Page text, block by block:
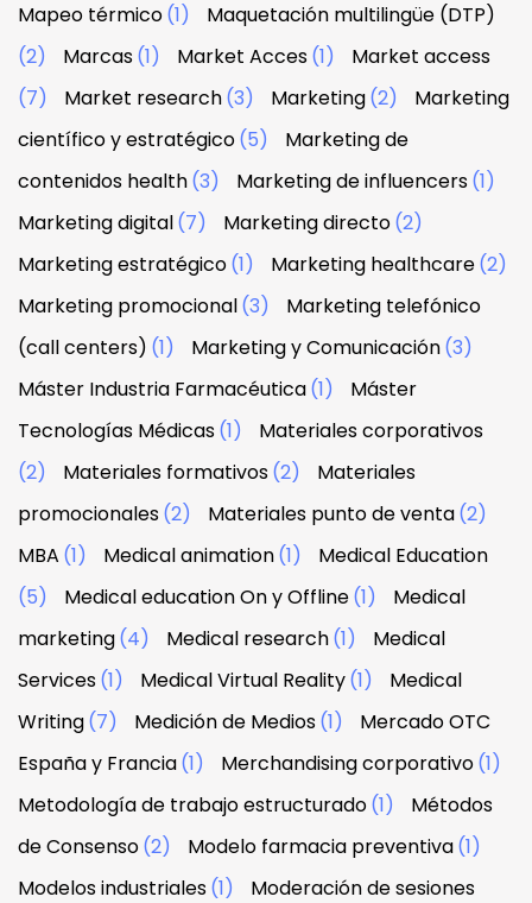
Mapeo térmico(1)
Maquetación multilingüe (DTP)
(2)
Marcas(1) Market Acces(1)
Market access
(7)
Market research(3) Marketing(2)
Marketing
científico y estratégico(5)
Marketing de
contenidos health(3) Marketing de influencers(1)
Marketing digital(7) Marketing directo(2)
Marketing estratégico(1) Marketing healthcare(2)
Marketing promocional(3)
Marketing telefónico
(call centers) (1) Marketing y Comunicación(3)
Máster Industria Farmacéutica(1)
Máster
Tecnologías Médicas(1)
Materiales corporativos
(2)
Materiales formativos(2)
Materiales
promocionales(2) Materiales punto de venta(2)
MBA (1) Medical animation(1)
Medical Education
(5)
Medical education On y Offline(1)
Medical
marketing(4) Medical research(1)
Medical
Services(1) Medical Virtual Reality(1)
Medical
Writing(7) Medición de Medios(1)
Mercado OTC
España y Francia(1) Merchandising corporativo(1)
Metodología de trabajo estructurado(1)
Métodos
de Consenso(2) Modelo farmacia preventiva(1)
Modelos industriales(1)
Moderación de sesiones